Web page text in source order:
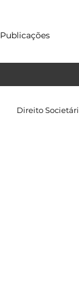
Publicações
Direito